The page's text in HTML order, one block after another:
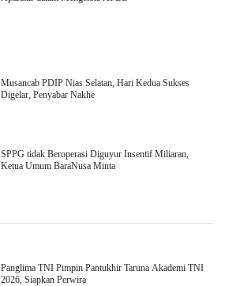
Musancab PDIP Nias Selatan, Hari Kedua Sukses
Digelar, Penyabar Nakhe
SPPG tidak Beroperasi Diguyur Insentif Miliaran,
Ketua Umum BaraNusa Minta
Panglima TNI Pimpin Pantukhir Taruna Akademi TNI
2026, Siapkan Perwira